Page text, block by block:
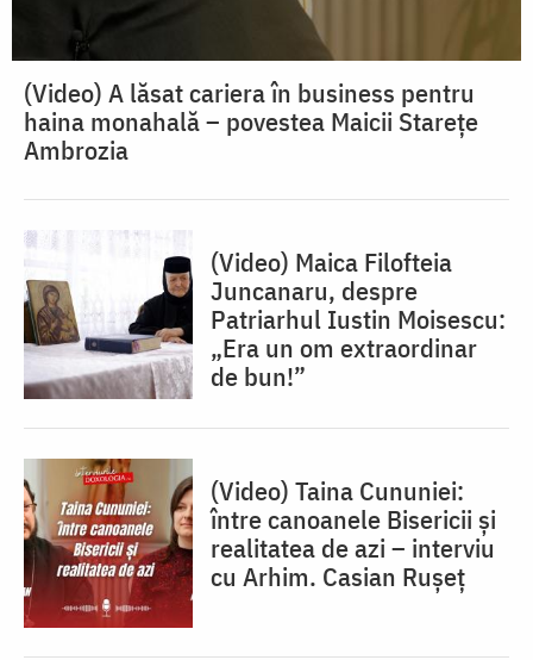
(Video) A lăsat cariera în business pentru
haina monahală – povestea Maicii Starețe
Ambrozia
(Video) Maica Filofteia
Juncanaru, despre
Patriarhul Iustin Moisescu:
„Era un om extraordinar
de bun!”
(Video) Taina Cununiei:
între canoanele Bisericii și
realitatea de azi – interviu
cu Arhim. Casian Rușeț